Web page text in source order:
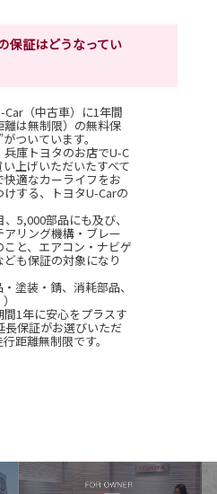
保証はどうなってい
（中古車）に1年間
離は無制限）の無料保
ついています。
庫トヨタのお店でU-C
上げいただいたすべて
適なカーライフをお
する、トヨタU-Carの
5,000部品にも及び、
リング機構・ブレー
と、エアコン・ナビゲ
も保証の対象になり
塗装・錆、消耗部品、
1年に安心をプラスす
長保証がお選びいただ
距離無制限です。